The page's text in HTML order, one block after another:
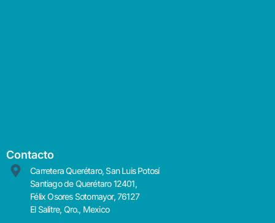
Contacto
Carretera Querétaro, San Luis Potosí
Santiago de Querétaro 12401,
Félix Osores Sotomayor, 76127
El Salitre, Qro., Mexico